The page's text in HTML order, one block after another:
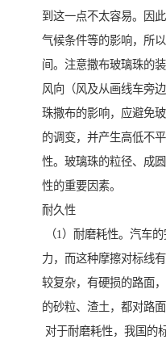
到这一点不太容易。因
气候条件等的影响，所
间。注意撒布玻璃珠的
风向（风及从画线车旁
珠撒布的影响，应避免
的调变，并产生高低不
性。玻璃珠的粒径、成
性的重要因素。
耐久性
（1）耐磨耗性。汽车
力，而这种摩擦对标线
较复杂，有硬损的路面
的砂粒、渣土，都对路
对于耐磨耗性，我国的